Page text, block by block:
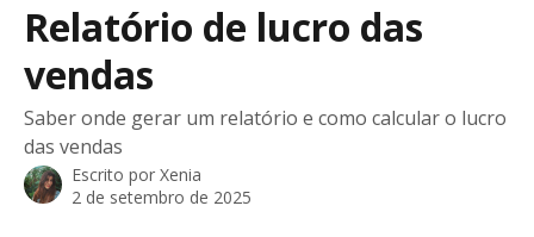
Relatório de lucro das
vendas
Saber onde gerar um relatório e como calcular o lucro
das vendas
Escrito por Xenia
2 de setembro de 2025